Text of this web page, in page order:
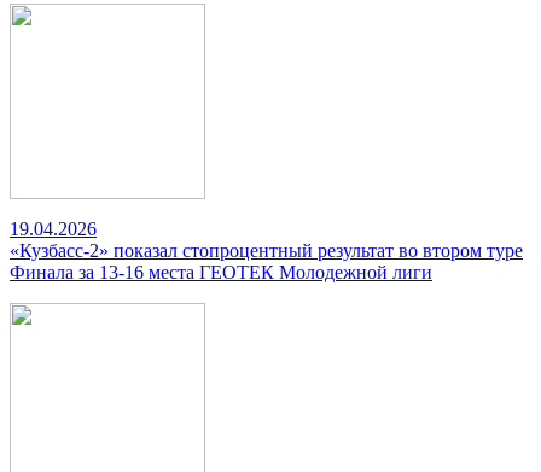
19.04.2026
«Кузбасс-2» показал стопроцентный результат во втором туре
Финала за 13-16 места ГЕОТЕК Молодежной лиги